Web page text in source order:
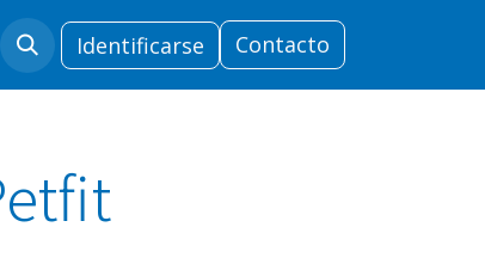
Soporte Comercial Security
Identificarse Contacto​​​​​​​​